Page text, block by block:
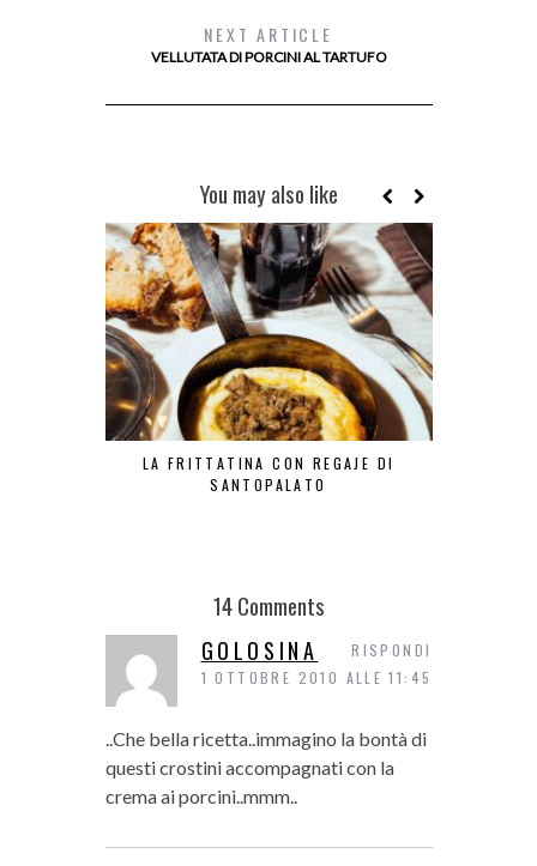
NEXT ARTICLE
VELLUTATA DI PORCINI AL TARTUFO
You may also like
LA FRITTATINA CON REGAJE DI
SANTOPALATO
14 Comments
GOLOSINA
1 OTTOBRE 2010 ALLE 11:45
..Che bella ricetta..immagino la bontà di
questi crostini accompagnati con la
crema ai porcini..mmm..
RISPONDI